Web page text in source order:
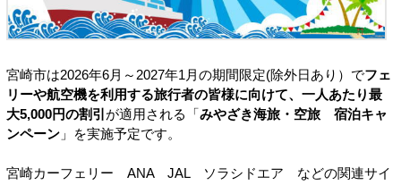
宮崎市は2026年6月～2027年1月の期間限定(除外日あり）でフェ
リーや航空機を利用する旅行者の皆様に向けて、一人あたり最
大5,000円の割引 が適用される「 みやざき海旅・空旅 宿泊キャ
ンペーン」を実施予定です。
宮崎カーフェリー ANA JAL ソラシドエア などの関連サイ